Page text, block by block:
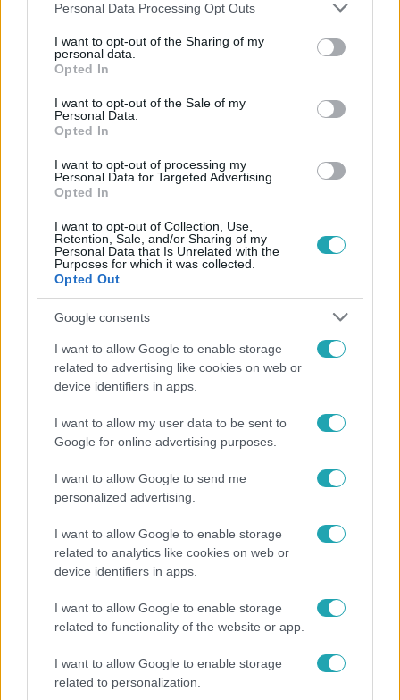
Please note that this website/app uses one or more Google
not limited to your visit or usage behaviour. You may click to
grant or deny consent to Google and its third-party tags to
use your data for below specified purposes in below Google
consent section.
Personal Data Processing Opt Outs
I want to opt-out of the Sharing of my
personal data.
Opted In
I want to opt-out of the Sale of my
Personal Data.
Opted In
I want to opt-out of processing my
Personal Data for Targeted Advertising.
Opted In
I want to opt-out of Collection, Use,
Retention, Sale, and/or Sharing of my
Personal Data that Is Unrelated with the
Purposes for which it was collected.
Opted Out
Google consents
I want to allow Google to enable storage
related to advertising like cookies on web or
device identifiers in apps.
I want to allow my user data to be sent to
Google for online advertising purposes.
I want to allow Google to send me
personalized advertising.
I want to allow Google to enable storage
related to analytics like cookies on web or
device identifiers in apps.
I want to allow Google to enable storage
related to functionality of the website or app.
I want to allow Google to enable storage
related to personalization.
ZAKLATÁS
Népszerű
Belföld
Kicsoda Baka András, a TISZA köztársaságielnök-